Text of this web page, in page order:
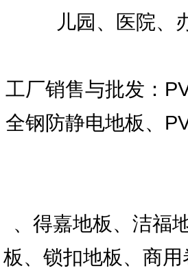
儿园、医院、
工厂销售与批发：
全钢防静电地板、
、得嘉地板、洁福
板、锁扣地板、商